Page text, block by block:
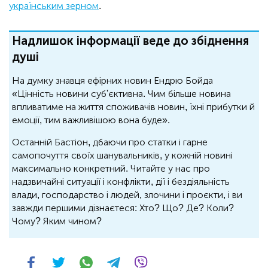
українським зерном.
Надлишок інформації веде до збіднення
душі
На думку знавця ефірних новин Ендрю Бойда
«Цінність новини суб'єктивна. Чим більше новина
впливатиме на життя споживачів новин, їхні прибутки й
емоції, тим важливішою вона буде».
Останній Бастіон, дбаючи про статки і гарне
самопочуття своїх шанувальників, у кожній новині
максимально конкретний. Читайте у нас про
надзвичайні ситуації і конфлікти, дії і бездіяльність
влади, господарство і людей, злочини і проєкти, і ви
завжди першими дізнаєтеся: Хто? Що? Де? Коли?
Чому? Яким чином?